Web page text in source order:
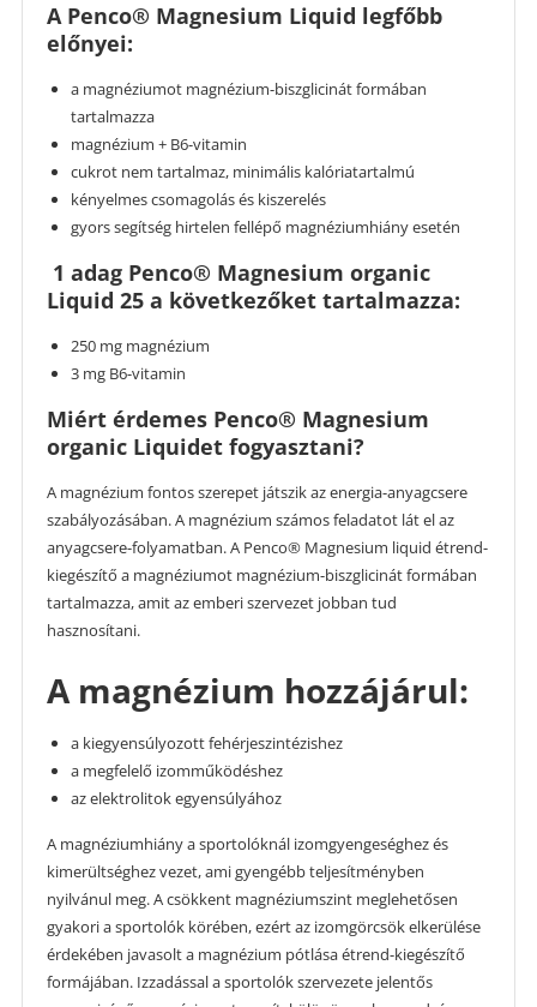
A Penco® Magnesium Liquid legfőbb
előnyei:
a magnéziumot magnézium-biszglicinát formában
tartalmazza
magnézium + B6-vitamin
cukrot nem tartalmaz, minimális kalóriatartalmú
kényelmes csomagolás és kiszerelés
gyors segítség hirtelen fellépő magnéziumhiány esetén
1 adag Penco® Magnesium organic
Liquid 25 a következőket tartalmazza:
250 mg magnézium
3 mg B6-vitamin
Miért érdemes Penco® Magnesium
organic Liquidet fogyasztani?
A magnézium fontos szerepet játszik az energia-anyagcsere
szabályozásában. A magnézium számos feladatot lát el az
anyagcsere-folyamatban. A Penco® Magnesium liquid étrend-
kiegészítő a magnéziumot magnézium-biszglicinát formában
tartalmazza, amit az emberi szervezet jobban tud
hasznosítani.
A magnézium hozzájárul:
a kiegyensúlyozott fehérjeszintézishez
a megfelelő izomműködéshez
az elektrolitok egyensúlyához
A magnéziumhiány a sportolóknál izomgyengeséghez és
kimerültséghez vezet, ami gyengébb teljesítményben
nyilvánul meg. A csökkent magnéziumszint meglehetősen
gyakori a sportolók körében, ezért az izomgörcsök elkerülése
érdekében javasolt a magnézium pótlása étrend-kiegészítő
formájában. Izzadással a sportolók szervezete jelentős